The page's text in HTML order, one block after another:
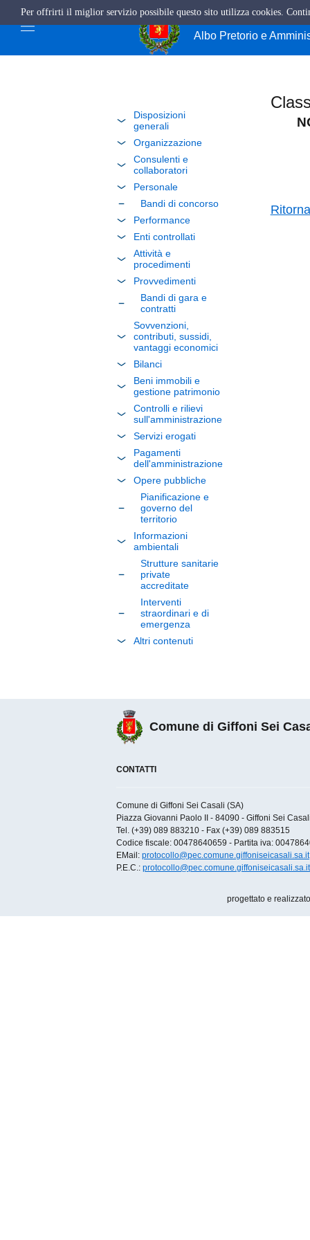
Comune di
Albo Pretorio e
Disposizioni
generali
Organizzazione
Consulenti e
collaboratori
Personale
Bandi di concorso
Performance
Enti controllati
Attività e
procedimenti
Provvedimenti
Bandi di gara e
contratti
Sovvenzioni,
contributi, sussidi,
vantaggi economici
Bilanci
Beni immobili e
gestione patrimonio
Controlli e rilievi
sull'amministrazione
Servizi erogati
Pagamenti
dell'amministrazione
Opere pubbliche
Pianificazione e
governo del
territorio
Informazioni
ambientali
Strutture sanitarie
private
accreditate
Interventi
straordinari e di
emergenza
Altri contenuti
Comune di Giffoni Sei
CONTATTI
Comune di Giffoni Sei Casali (SA)
Piazza Giovanni Paolo II - 84090 - Giffoni Sei
Tel. (+39) 089 883210 - Fax (+39) 089 883515
Codice fiscale: 00478640659 - Partita iva:
EMail: protocollo@pec.comune.giffoniseicasali.sa.it
P.E.C.: protocollo@pec.comune.giffoniseicasali.sa.it
progettato e
Per offrirti il miglior servizio possibile questo sito utilizza cookies.